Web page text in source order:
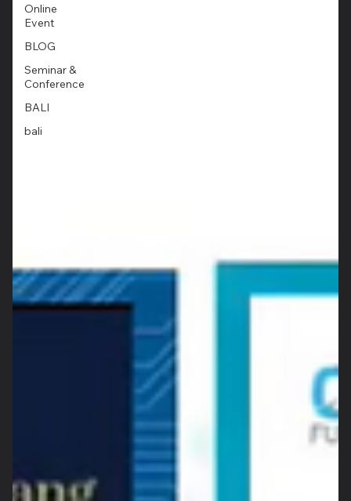
Online
Event
BLOG
Seminar &
Conference
BALI
bali